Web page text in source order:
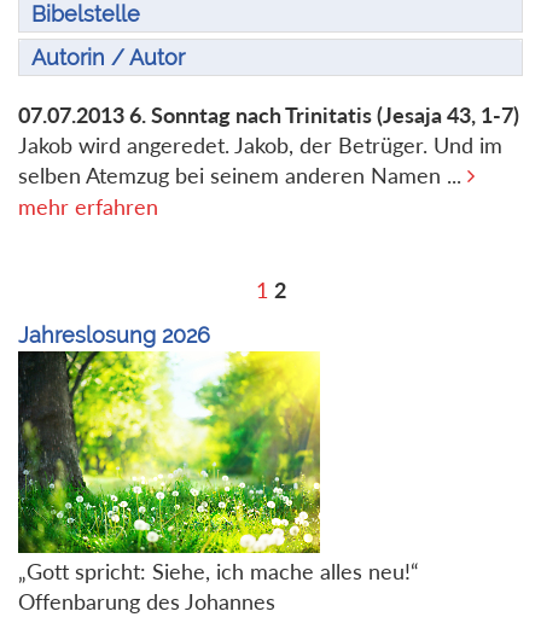
Bibelstelle
Autorin / Autor
07.07.20136. Sonntag nach Trinitatis(Jesaja 43, 1-7)
Jakob wird angeredet. Jakob, der Betrüger. Und im
selben Atemzug bei seinem anderen Namen ...
mehr erfahren
1 2
Jahreslosung 2026
„Gott spricht: Siehe, ich mache alles neu!“
Offenbarung des Johannes